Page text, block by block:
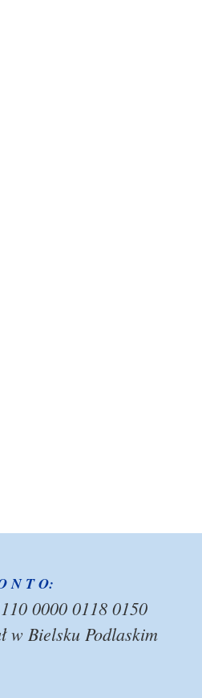
N T O:
0000 0118 0150
w Bielsku Podlaskim